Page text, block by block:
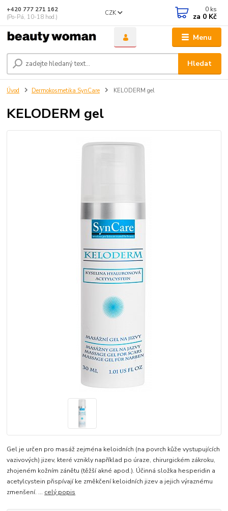
Menu
CZK
Hledat
+420 777 271 162
(Po-Pá, 10-18 hod.)
0 ks
za 0 Kč
Úvod Dermokosmetika SynCare KELODERM gel
KELODERM gel
Gel je určen pro masáž zejména keloidních (na povrch kůže vystupujících
vazivových) jizev, které vznikly například po úraze, chirurgickém zákroku,
zhojeném kožním zánětu (těžší akné apod.). Účinná složka hesperidin a
acetylcystein přispívají ke změkčení keloidních jizev a jejich výraznému
zmenšení. ... celý popis